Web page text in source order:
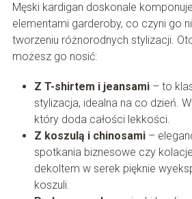
Męski kardigan doskonale
elementami garderoby, co czyni go
tworzeniu różnorodnych stylizacji.
możesz go nosić:
Z T-shirtem i jeansami– to
stylizacja, idealna na co dzień.
który doda całości lekkości.
Z koszulą i chinosami–
spotkania biznesowe czy
dekoltem w serek pięknie
koszuli.